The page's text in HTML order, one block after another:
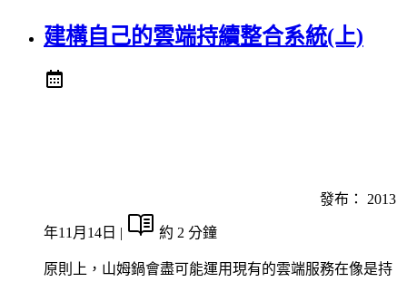
建構自己的雲端持續整合系統(上)
發布： 2013
年11月14日 | 約 2 分鐘
原則上，山姆鍋會盡可能運用現有的雲端服務在像是持